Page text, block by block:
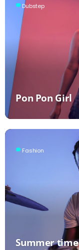
label Dubstep
Pon Pon Girl
label Fashion
Summer time